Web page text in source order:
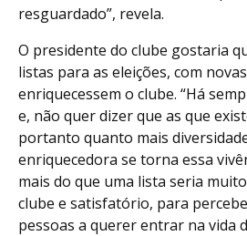
resguardado”, revela.
O presidente do clube gostaria
listas para as eleições, com
enriquecessem o clube. “Há
e, não quer dizer que as que
portanto quanto mais
enriquecedora se torna essa
mais do que uma lista seria
clube e satisfatório, para
pessoas a querer entrar na vida